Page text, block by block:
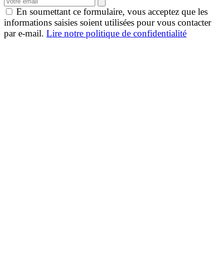
En soumettant ce formulaire, vous acceptez que les
informations saisies soient utilisées pour vous contacter
par e-mail. Lire notre politique de confidentialité